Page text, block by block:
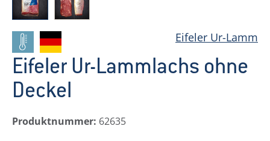
Eifeler Ur-Lamm
Eifeler Ur-Lammlachs ohne
Deckel
Produktnummer: 62635